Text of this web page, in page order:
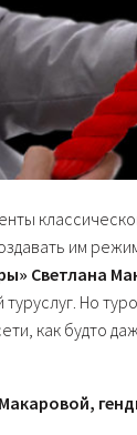
им
Светлана
Но
как будто